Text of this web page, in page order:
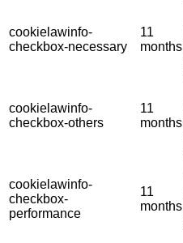
cookielawinfo-
checkbox-necessary
11
months
cookielawinfo-
checkbox-others
11
months
cookielawinfo-
checkbox-
performance
11
months